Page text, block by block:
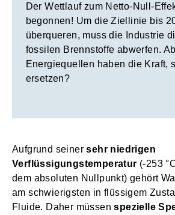
Der Wettlauf zum Netto-Null-
begonnen! Um die Ziellinie bis
überqueren, muss die Industrie
fossilen Brennstoffe abwerfen.
Energiequellen haben die Kraft,
ersetzen?
Aufgrund seinersehr niedrigen
Verflüssigungstemperatur (-253
dem absoluten Nullpunkt) gehört
am schwierigsten in flüssigem
Fluide. Daher müssen spezielle